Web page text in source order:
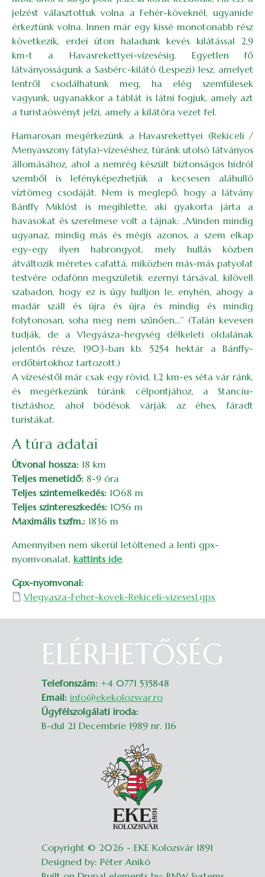
jelzést választottuk volna a Fehér-köveknél, ugyanide
érkeztünk volna. Innen már egy kissé monotonabb rész
következik, erdei úton haladunk kevés kilátással 2,9
km-t a Havasrekettyei-vízesésig. Egyetlen fő
látványosságunk a Sasbérc-kilátó (Lespezi) lesz, amelyet
lentről csodálhatunk meg, ha elég szemfülesek
vagyunk, ugyanakkor a táblát is látni fogjuk, amely azt
a turistaösvényt jelzi, amely a kilátóra vezet fel.
Hamarosan megérkezünk a Havasrekettyei (Rekiceli /
Menyasszony fátyla)-vízeséshez, túránk utolsó látványos
állomásához, ahol a nemrég készült biztonságos hídról
szemből is lefényképezhetjük a kecsesen aláhulló
víztömeg csodáját. Nem is meglepő, hogy a látvány
Bánffy Miklóst is megihlette, aki gyakorta járta a
havasokat és szerelmese volt a tájnak: „Minden mindig
ugyanaz, mindig más és mégis azonos, a szem elkap
egy-egy ilyen habrongyot, mely hullás közben
átváltozik méretes cafattá, miközben más-más patyolat
testvére odafönn megszületik ezernyi társával, kilövell
szabadon, hogy ez is úgy hulljon le, enyhén, ahogy a
madár száll és újra és újra és mindig és mindig
folytonosan, soha meg nem szűnően…” (Talán kevesen
tudják, de a Vlegyásza-hegység délkeleti oldalának
jelentős része, 1903-ban kb. 5254 hektár a Bánffy-
erdőbirtokhoz tartozott.)
A vízeséstől már csak egy rövid, 1,2 km-es séta vár ránk,
és megérkezünk túránk célpontjához, a Stanciu-
tisztáshoz, ahol bódésok várják az éhes, fáradt
turistákat.
A túra adatai
Útvonal hossza: 18 km
Teljes menetidő: 8-9 óra
Teljes szintemelkedés: 1068 m
Teljes szintereszkedés: 1056 m
Maximális tszfm.: 1836 m
Amennyiben nem sikerül letöltened a lenti gpx-
nyomvonalat, kattints ide.
Gpx-nyomvonal
Vlegyasza-Feher-kovek-Rekiceli-vizeses1.gpx
ELÉRHETŐSÉG
Telefonszám: +4 0771 535848
Email: info@ekekolozsvar.ro
Ügyfélszolgálati iroda:
B-dul 21 Decembrie 1989 nr. 116
Copyright © 2026 - EKE Kolozsvár 1891
Designed by: Péter Anikó